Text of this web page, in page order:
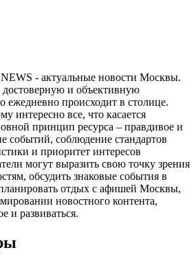
- актуальные новости Москвы.
и объективную
происходит в столице.
интересно все, что касается
принцип ресурса – правдивое и
событий, соблюдение стандартов
и приоритет интересов
могут выразить свою точку зрения
обсудить знаковые события в
отдых с афишей Москвы,
новостного контента,
и развиваться.